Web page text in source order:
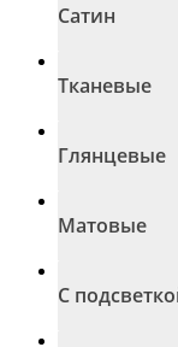
Сатин
Тканевые
Глянцевые
Матовые
С